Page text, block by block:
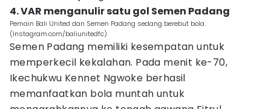
4. VAR menganulir satu gol Semen Padang
Pemain Bali United dan Semen Padang sedang berebut bola.
(Instagram.com/baliunitedfc)
Semen Padang memiliki kesempatan untuk
memperkecil kekalahan. Pada menit ke-70,
Ikechukwu Kennet Ngwoke berhasil
memanfaatkan bola muntah untuk